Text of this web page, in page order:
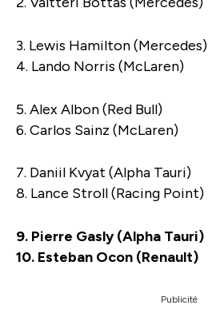
3. Lewis Hamilton (Mercedes)
4. Lando Norris (McLaren)
5. Alex Albon (Red Bull)
6. Carlos Sainz (McLaren)
7. Daniil Kvyat (Alpha Tauri)
8. Lance Stroll (Racing Point)
9. Pierre Gasly (Alpha Tauri)
10. Esteban Ocon (Renault)
Publicité